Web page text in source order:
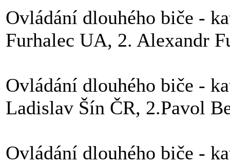
Ovládání dlouhého biče -
Furhalec UA, 2. Alexandr
Ovládání dlouhého biče -
Ladislav Šín ČR, 2.Pavol
Ovládání dlouhého biče -